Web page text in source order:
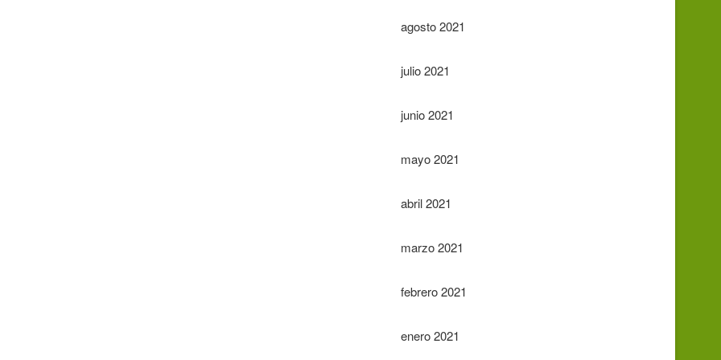
agosto 2021
julio 2021
junio 2021
mayo 2021
abril 2021
marzo 2021
febrero 2021
enero 2021